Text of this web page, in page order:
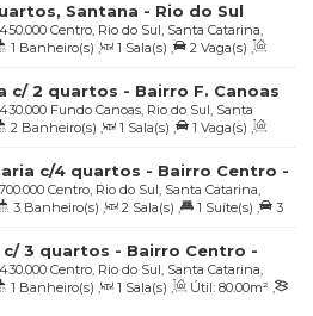
Santana - Rio do Sul
450.000 Centro, Rio do Sul, Santa Catarina,
1 Banheiro(s) , 1 Sala(s) , 2 Vaga(s) ,
520.00m² , Fundos: 13.00m ,
Frente:
40.00m , Lado Esquerdo: 40 .00m
c/ 2 quartos - Bairro F. Canoas
430.000 Fundo Canoas, Rio do Sul, Santa
2 Banheiro(s) , 1 Sala(s) , 1 Vaga(s) ,
450.00m² , Fundos: 15.00m ,
Frente:
30 .00m , Lado Esquerdo: 30.00m
c/4 quartos - Bairro Centro -
700.000 Centro, Rio do Sul, Santa Catarina,
3 Banheiro(s) , 2 Sala(s) , 1 Suíte(s) ,
3
m² , Terreno: 387.84m² , Fundos: 36.89m
c/ 3 quartos - Bairro Centro -
430.000 Centro, Rio do Sul, Santa Catarina,
1 Banheiro(s) , 1 Sala(s) , Útil: 80.00m² ,